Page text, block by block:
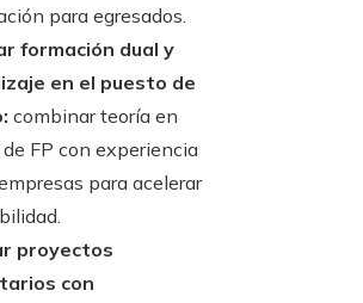
para egresados.
formación dual y
en el puesto de
combinar teoría en
FP con experiencia
para acelerar
proyectos
con